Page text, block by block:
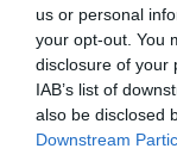
us or personal
your opt-out. You
disclosure of your
IAB’s list of
also be disclosed
Downstream